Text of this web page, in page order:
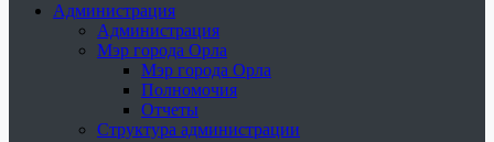
Администрация
Администрация
Мэр города Орла
Мэр города Орла
Полномочия
Отчеты
Структура администрации